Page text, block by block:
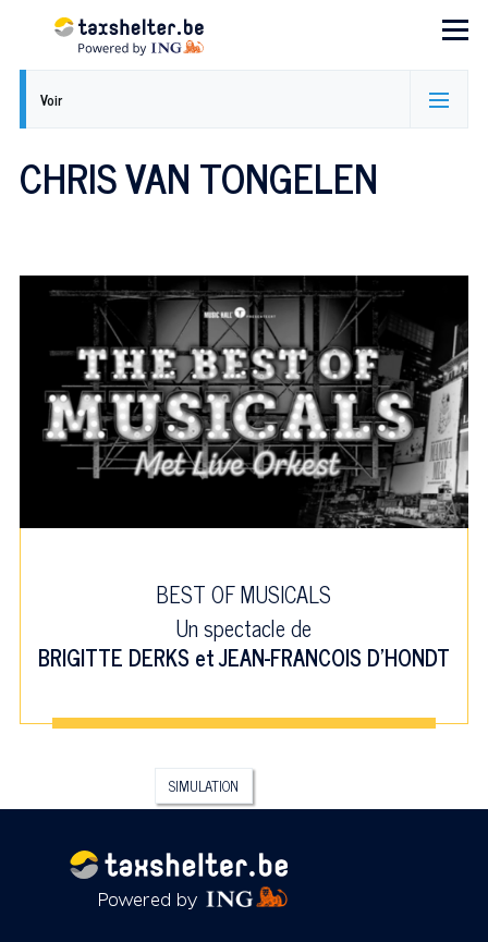
Aller au contenu principal
Menu
ONGLETS
PRINCIPAUX
Voir
CHRIS VAN TONGELEN
BEST OF MUSICALS
Un spectacle de
BRIGITTE DERKS etJEAN-FRANCOIS D'HONDT
SIMULATION